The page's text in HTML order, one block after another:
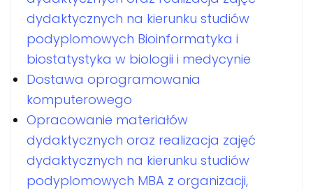
dydaktycznych na kierunku studiów
podyplomowych Bioinformatyka i
biostatystyka w biologii i medycynie
Dostawa oprogramowania
komputerowego
Opracowanie materiałów
dydaktycznych oraz realizacja zajęć
dydaktycznych na kierunku studiów
podyplomowych MBA z organizacji,